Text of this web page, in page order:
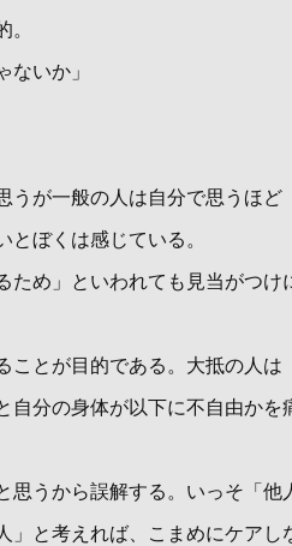
いか」
が一般の人は自分で思うほど
ぼくは感じている。
め」といわれても見当がつけ
とが目的である。大抵の人は
自分の身体が以下に不自由かを
うから誤解する。いっそ「他
」と考えれば、こまめにケアし